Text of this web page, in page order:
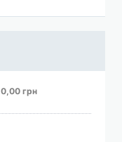
0,00 грн